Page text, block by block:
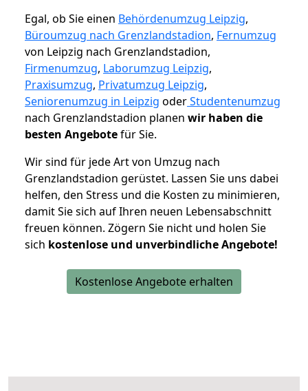
Egal, ob Sie einen Behördenumzug Leipzig,
Büroumzug nach Grenzlandstadion, Fernumzug
von Leipzig nach Grenzlandstadion,
Firmenumzug, Laborumzug Leipzig,
Praxisumzug, Privatumzug Leipzig,
Seniorenumzug in Leipzig oderStudentenumzug
nach Grenzlandstadion planen wir haben die
besten Angebotefür Sie.
Wir sind für jede Art von Umzug nach
Grenzlandstadion gerüstet. Lassen Sie uns dabei
helfen, den Stress und die Kosten zu minimieren,
damit Sie sich auf Ihren neuen Lebensabschnitt
freuen können. Zögern Sie nicht und holen Sie
sich kostenlose und unverbindliche Angebote!
Kostenlose Angebote erhalten